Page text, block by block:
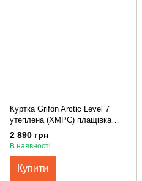
Куртка Grifon Arctic Level 7
утеплена (ХМРС) плащівка
койот МК
2 890 грн
В наявності
Купити